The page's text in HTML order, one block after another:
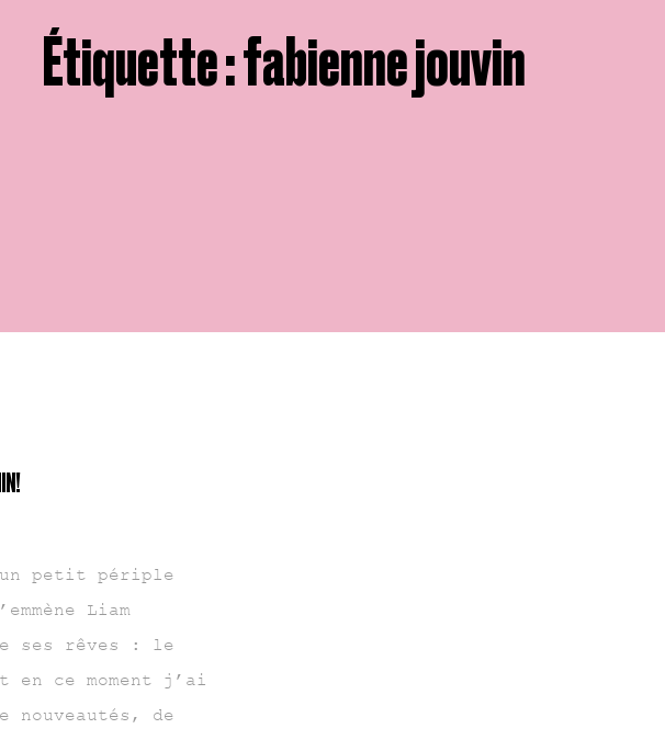
Étiquette : fabienne jouvin
petit périple
Liam
ses rêves : le
en ce moment j’ai
nouveautés, de